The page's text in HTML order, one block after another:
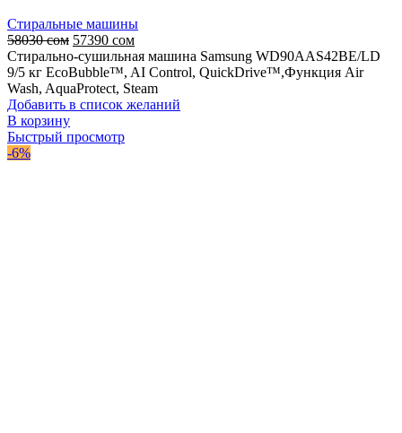
Стиральные машины
58030сом Первоначальная
цена
составляла
58030 сом.
57390 сомТекущая
цена:
57390 сом.
Стирально-сушильная машина Samsung WD90AAS42BE/LD
9/5 кг EcoBubble™, AI Control, QuickDrive™,Функция Air
Wash, AquaProtect, Steam
Добавить в список желаний
В корзину
Быстрый просмотр
-6%